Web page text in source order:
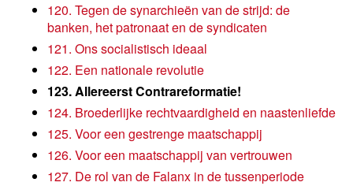
120. Tegen de synarchieën van de strijd: de
banken, het patronaat en de syndicaten
121. Ons socialistisch ideaal
122. Een nationale revolutie
123. Allereerst Contrareformatie!
124. Broederlijke rechtvaardigheid en naastenliefde
125. Voor een gestrenge maatschappij
126. Voor een maatschappij van vertrouwen
127. De rol van de Falanx in de tussenperiode